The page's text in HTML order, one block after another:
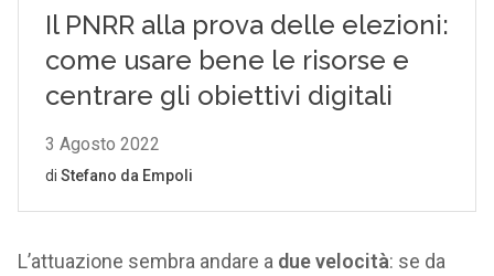
L’attuazione sembra andare a due velocità: se da